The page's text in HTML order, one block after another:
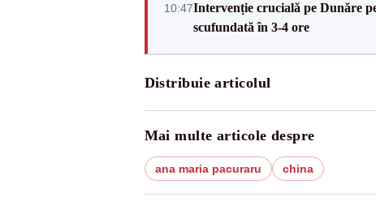
10:47Intervenție crucială pe Dunăre
scufundată în 3-4 ore
Distribuie articolul
Mai multe articole despre
ana maria pacuraru china